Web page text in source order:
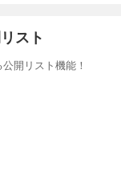
スト
開リスト機能！